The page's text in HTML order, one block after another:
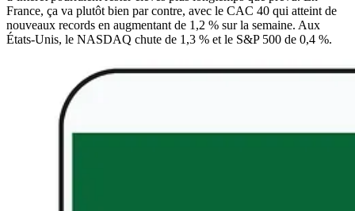
France, ça va plutôt bien par contre, avec le CAC 40 qui atteint de
nouveaux records en augmentant de 1,2 % sur la semaine. Aux
États-Unis, le NASDAQ chute de 1,3 % et le S&P 500 de 0,4 %.